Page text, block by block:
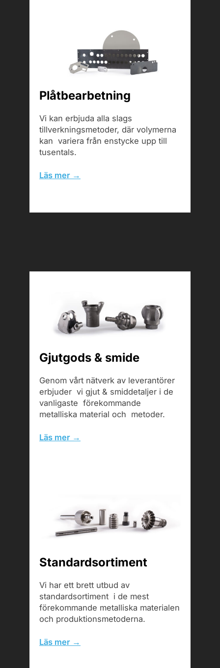
Plåtbearbetning
Vi kan erbjuda alla slags
tillverkningsmetoder, där volymerna
kan variera från enstycke upp till
tusentals.
Läs mer →
Gjutgods & smide
Genom vårt nätverk av leverantörer
erbjuder vi gjut & smiddetaljer i de
vanligaste förekommande
metalliska material och metoder.
Läs mer →
Standardsortiment
Vi har ett brett utbud av
standardsortiment i de mest
förekommande metalliska materialen
och produktionsmetoderna.
Läs mer →